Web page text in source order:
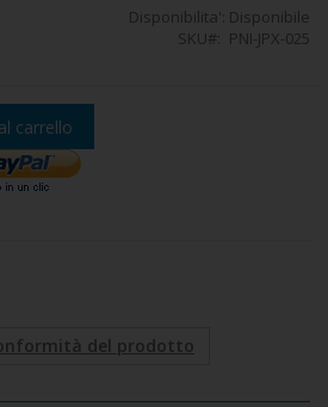
Disponibilita': Disponibile
SKU
PNI-JPX-025
carrello
del prodotto